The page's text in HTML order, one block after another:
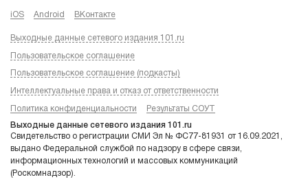
iOS Android ВКонтакте
Выходные данные сетевого издания 101.ru
Пользовательское соглашение
Пользовательское соглашение (подкасты)
Интеллектуальные права и отказ от ответственности
Политика конфиденциальности Результаты СОУТ
Выходные данные сетевого издания 101.ru
Свидетельство о регистрации СМИ Эл № ФС77-81931 от 16.09.2021,
выдано Федеральной службой по надзору в сфере связи,
информационных технологий и массовых коммуникаций
(Роскомнадзор).